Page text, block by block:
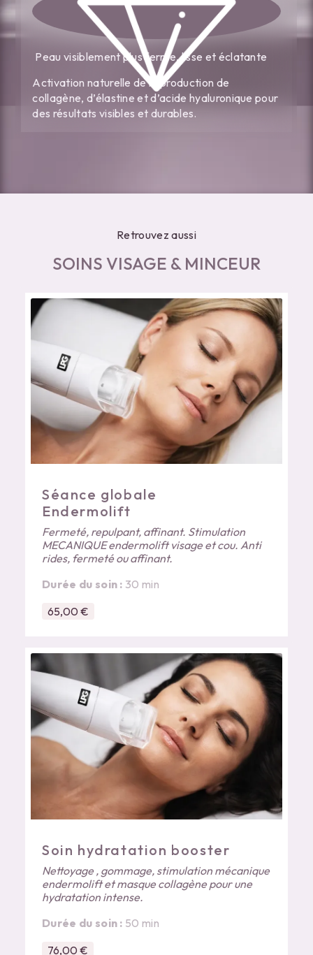
Peau visiblement plus ferme, lisse et éclatante
Activation naturelle de la production de
collagène, d’élastine et d’acide hyaluronique pour
des résultats visibles et durables.
Retrouvez aussi
SOINS VISAGE & MINCEUR
Séance globale
Endermolift
Fermeté, repulpant, affinant. Stimulation
MECANIQUE endermolift visage et cou. Anti
rides, fermeté ou affinant.
Durée du soin : 30 min
65,00 €
Soin hydratation booster
Nettoyage , gommage, stimulation mécanique
endermolift et masque collagène pour une
hydratation intense.
Durée du soin : 50 min
76,00 €